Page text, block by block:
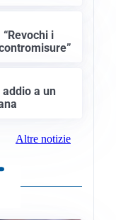
i
a un
Altre notizie